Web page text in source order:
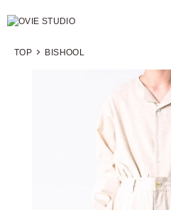
TOP BISHOOL